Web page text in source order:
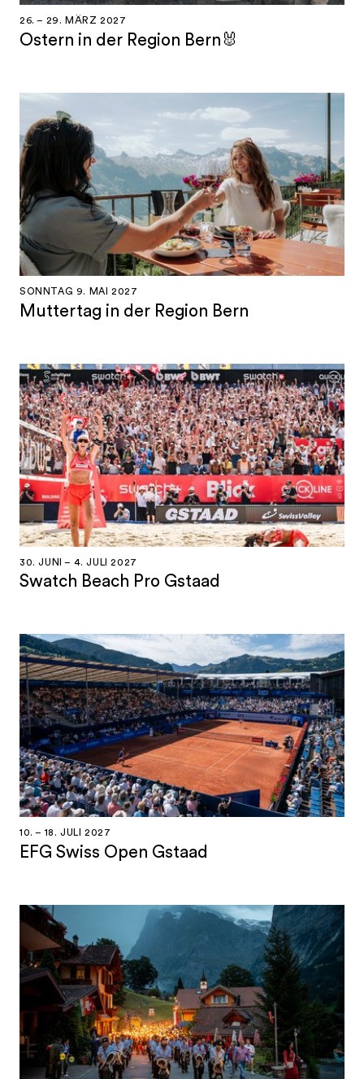
26. – 29. MÄRZ 2027
Ostern in der Region Bern🐰
SONNTAG 9. MAI 2027
Muttertag in der Region Bern
30. JUNI – 4. JULI 2027
Swatch Beach Pro Gstaad
10. – 18. JULI 2027
EFG Swiss Open Gstaad